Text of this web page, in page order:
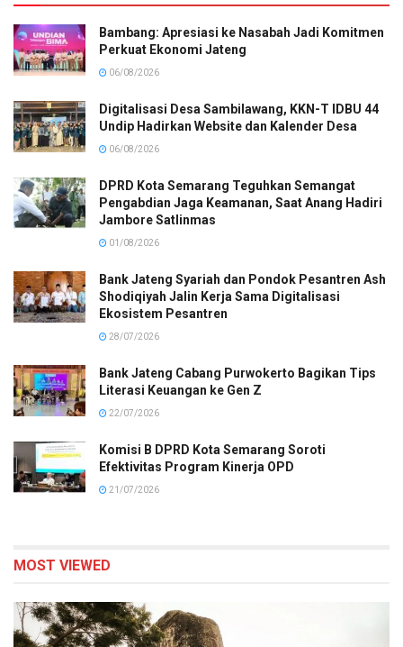
Bambang: Apresiasi ke Nasabah Jadi Komitmen
Perkuat Ekonomi Jateng
06/08/2026
Digitalisasi Desa Sambilawang, KKN-T IDBU 44
Undip Hadirkan Website dan Kalender Desa
06/08/2026
DPRD Kota Semarang Teguhkan Semangat
Pengabdian Jaga Keamanan, Saat Anang Hadiri
Jambore Satlinmas
01/08/2026
Bank Jateng Syariah dan Pondok Pesantren Ash
Shodiqiyah Jalin Kerja Sama Digitalisasi
Ekosistem Pesantren
28/07/2026
Bank Jateng Cabang Purwokerto Bagikan Tips
Literasi Keuangan ke Gen Z
22/07/2026
Komisi B DPRD Kota Semarang Soroti
Efektivitas Program Kinerja OPD
21/07/2026
MOST VIEWED